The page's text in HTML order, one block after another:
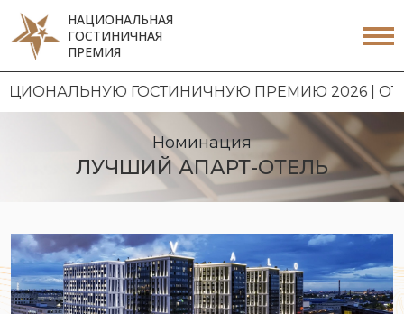
НАЦИОНАЛЬНАЯ
ГОСТИНИЧНАЯ
ПРЕМИЯ
ГОСТИНИЧНУЮ ПРЕМИЮ 2026 | ОТКРЫТ
Номинация
ЛУЧШИЙ АПАРТ-ОТЕЛЬ